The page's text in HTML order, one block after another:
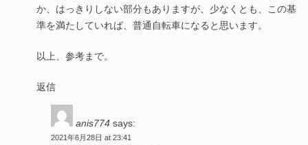
か、はっきりしない部分もありますが、少なくとも、この基
準を満たしていれば、普通自転車になると思います。
以上、参考まで。
返信
anis774 says:
2021年6月28日 at 23:41